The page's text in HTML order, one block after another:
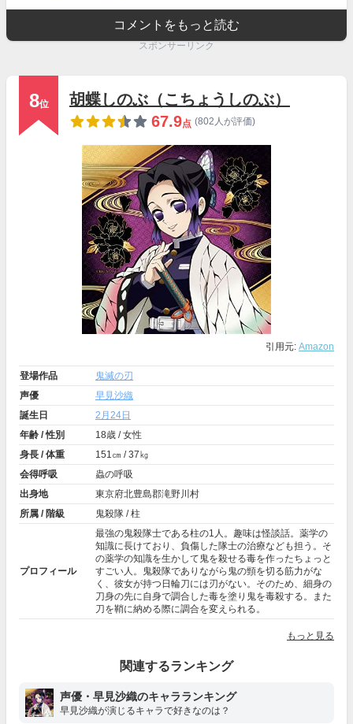
コメントをもっと読む
スポンサーリンク
8位
胡蝶しのぶ（こちょうしのぶ）
67.9点 (802人が評価)
引用元: Amazon
登場作品
鬼滅の刃
声優
早見沙織
誕生日
2月24日
年齢 / 性別
18歳 / 女性
身長 / 体重
151㎝ / 37㎏
会得呼吸
蟲の呼吸
出身地
東京府北豊島郡滝野川村
所属 / 階級
鬼殺隊 / 柱
プロフィール
最強の鬼殺隊士である柱の1人。趣味は怪談話。薬学の
知識に長けており、負傷した隊士の治療なども担う。そ
の薬学の知識を生かして鬼を殺せる毒を作ったちょっと
すごい人。鬼殺隊でありながら鬼の頸を切る筋力がな
く、彼女が持つ日輪刀には刃がない。そのため、細身の
刀身の先に自身で調合した毒を塗り鬼を毒殺する。また
刀を鞘に納める際に調合を変えられる。
もっと見る
関連するランキング
声優・早見沙織のキャラランキング
早見沙織が演じるキャラで好きなのは？